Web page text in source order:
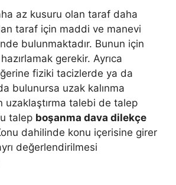
az kusuru olan taraf daha
taraf için maddi ve manevi
bulunmaktadır. Bunun için
gerekir. Ayrıca
fiziki tacizlerde ya da
bulunursa uzak kalınma
uzaklaştırma talebi de talep
talep boşanma dava dilekçe
dahilinde konu içerisine girer
değerlendirilmesi